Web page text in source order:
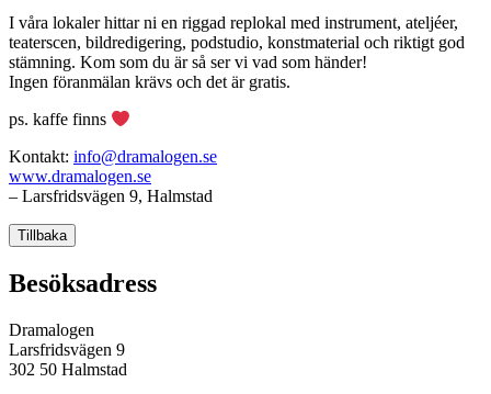
I våra lokaler hittar ni en riggad replokal med instrument, ateljéer,
teaterscen, bildredigering, podstudio, konstmaterial och riktigt god
stämning. Kom som du är så ser vi vad som händer!
Ingen föranmälan krävs och det är gratis.
ps. kaffe finns
Kontakt: info@dramalogen.se
www.dramalogen.se
– Larsfridsvägen 9, Halmstad
Tillbaka
Besöksadress
Dramalogen
Larsfridsvägen 9
302 50 Halmstad